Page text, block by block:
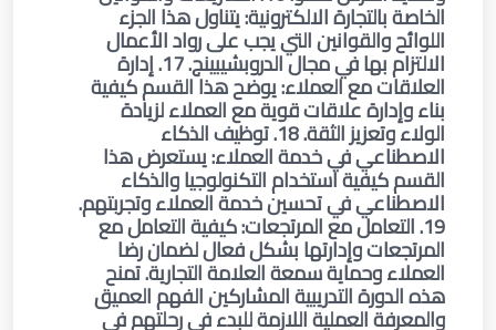
الخاصة بالتجارة الالكترونية: يتناول هذا الجزء
اللوائح والقوانين التي يجب على رواد الأعمال
الالتزام بها في مجال الدروبشيبينج. 17. إدارة
العلاقات مع العملاء: يوضح هذا القسم كيفية
بناء وإدارة علاقات قوية مع العملاء لزيادة
الولاء وتعزيز الثقة. 18. توظيف الذكاء
الاصطناعي في خدمة العملاء: يستعرض هذا
القسم كيفية استخدام التكنولوجيا والذكاء
الاصطناعي في تحسين خدمة العملاء وتجربتهم.
19. التعامل مع المرتجعات: كيفية التعامل مع
المرتجعات وإدارتها بشكل فعال لضمان رضا
العملاء وحماية سمعة العلامة التجارية. تمنح
هذه الدورة التدريبية المشاركين الفهم العميق
والمعرفة العملية اللازمة للبدء في رحلتهم في